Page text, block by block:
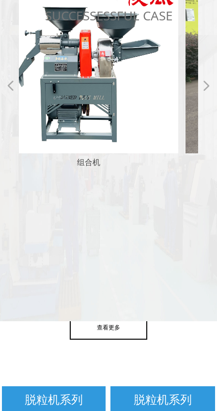
SUCCESSESSFUL CASE
넳 넲
脱粒机系列 脱粒机系列
查看更多